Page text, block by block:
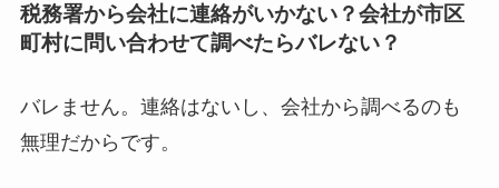
税務署から会社に連絡がいかない？会社が市区
町村に問い合わせて調べたらバレない？
バレません。連絡はないし、会社から調べるのも
無理だからです。